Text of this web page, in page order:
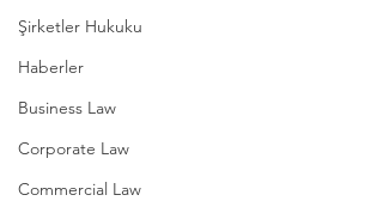
Şirketler Hukuku
Haberler
Business Law
Corporate Law
Commercial Law